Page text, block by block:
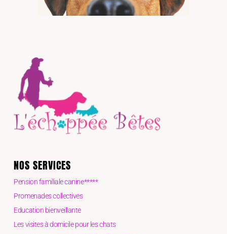
NOS SERVICES
Pension familiale canine*****
Promenades collectives
Education bienveillante
Les visites à domicile pour les chats